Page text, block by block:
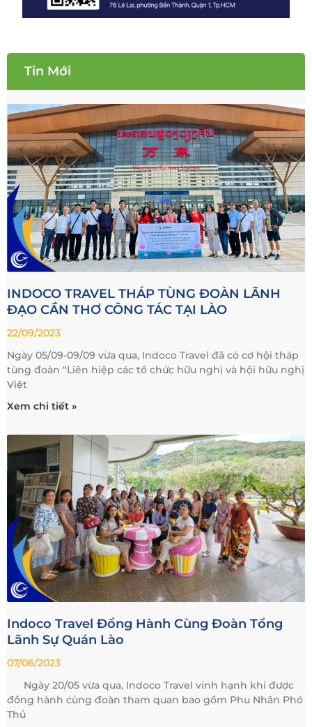
Tin Mới
INDOCO TRAVEL THÁP TÙNG ĐOÀN LÃNH
ĐẠO CẦN THƠ CÔNG TÁC TẠI LÀO
22/09/2023
Ngày 05/09-09/09 vừa qua, Indoco Travel đã có cơ hội tháp
tùng đoàn “Liên hiệp các tổ chức hữu nghị và hội hữu nghị
Việt
Xem chi tiết »
Indoco Travel Đồng Hành Cùng Đoàn Tổng
Lãnh Sự Quán Lào
07/06/2023
Ngày 20/05 vừa qua, Indoco Travel vinh hạnh khi được
đồng hành cùng đoàn tham quan bao gồm Phu Nhân Phó
Thủ